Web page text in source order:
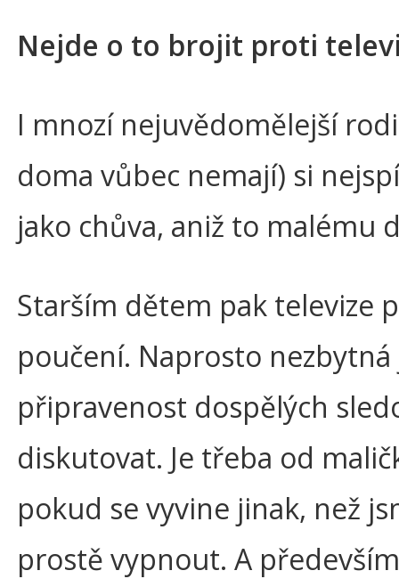
Nejde o to brojit proti
I mnozí nejuvědomělejší
doma vůbec nemají) si
jako chůva, aniž to malému
Starším dětem pak televize
poučení. Naprosto
připravenost dospělých
diskutovat. Je třeba od
pokud se vyvine jinak, než
prostě vypnout. A